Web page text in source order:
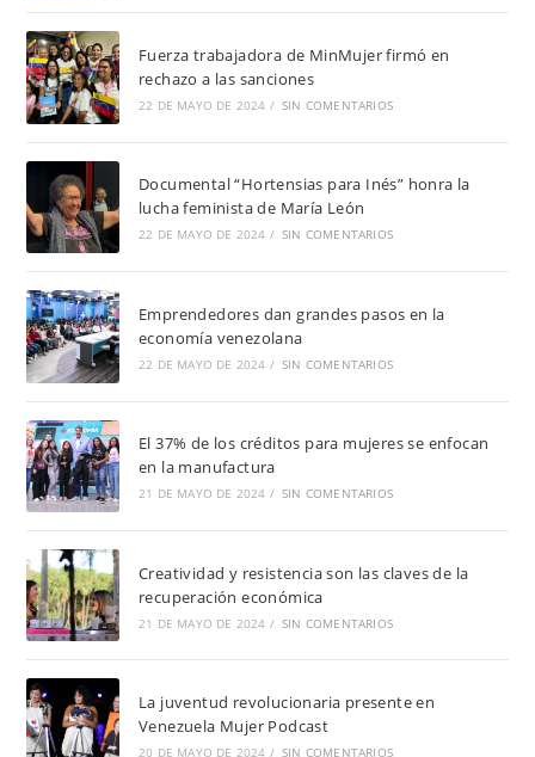
Fuerza trabajadora de MinMujer firmó en
rechazo a las sanciones
22 DE MAYO DE 2024 / SIN COMENTARIOS
Documental “Hortensias para Inés” honra la
lucha feminista de María León
22 DE MAYO DE 2024 / SIN COMENTARIOS
Emprendedores dan grandes pasos en la
economía venezolana
22 DE MAYO DE 2024 / SIN COMENTARIOS
El 37% de los créditos para mujeres se enfocan
en la manufactura
21 DE MAYO DE 2024 / SIN COMENTARIOS
Creatividad y resistencia son las claves de la
recuperación económica
21 DE MAYO DE 2024 / SIN COMENTARIOS
La juventud revolucionaria presente en
Venezuela Mujer Podcast
20 DE MAYO DE 2024 / SIN COMENTARIOS